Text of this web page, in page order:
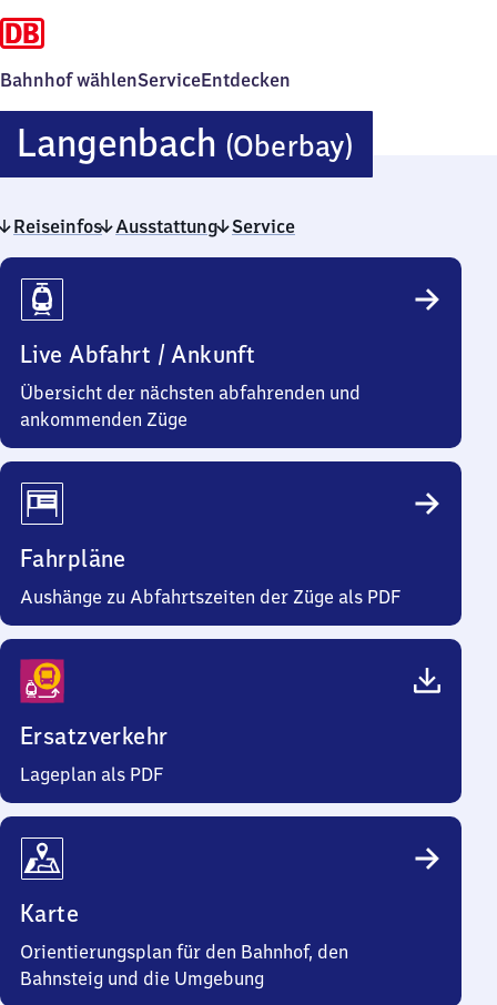
Bahnhof wählenServiceEntdecken
Langenbach (Oberbay)
Reiseinfos Ausstattung Service
Reiseinfos
Live Abfahrt / Ankunft
Übersicht der nächsten abfahrenden und
ankommenden Züge
Fahrpläne
Aushänge zu Abfahrtszeiten der Züge als PDF
Ersatzverkehr
Lageplan als PDF
Karte
Orientierungsplan für den Bahnhof, den
Bahnsteig und die Umgebung